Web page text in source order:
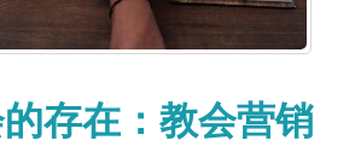
存在：教会营销